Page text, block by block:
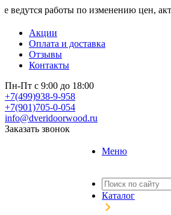
работы по изменению цен,
Акции
Оплата и доставка
Отзывы
Контакты
Пн-Пт с 9:00 до 18:00
+7(499)938-9-958
+7(901)705-0-054
info@dveridoorwood.ru
Заказать звонок
Меню
Каталог